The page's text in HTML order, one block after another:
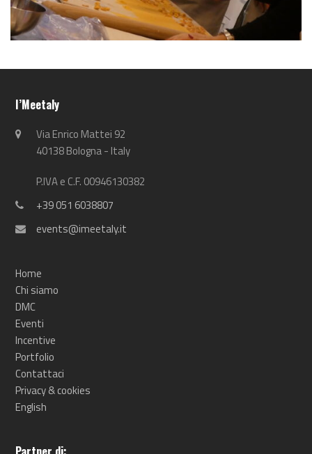
I’Meetaly
Via Enrico Mattei 92
40138 Bologna - Italy
P.IVA e C.F. 00946130382
+39 051 6038807
events@imeetaly.it
Home
Chi siamo
DMC
Eventi
Incentive
Portfolio
Contattaci
Privacy & cookies
English